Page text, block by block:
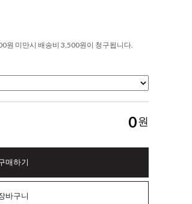
원 미만시 배송비 3,500원이 청구됩니다.
0원
매하기
바구니